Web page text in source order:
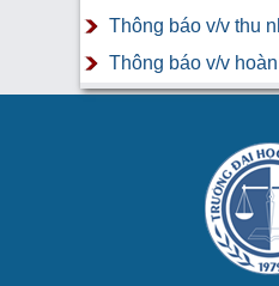
Thông báo v/v thu
Thông báo v/v